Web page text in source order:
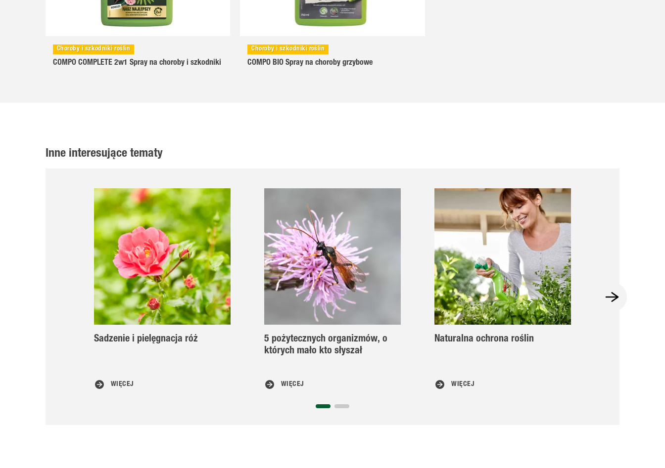
Choroby i szkodniki roślin
COMPO COMPLETE 2w1 Spray na choroby i szkodniki
Choroby i szkodniki roślin
COMPO BIO Spray na choroby grzybowe
Inne interesujące tematy
Sadzenie i pielęgnacja róż
WIĘCEJ
5 pożytecznych organizmów, o
których mało kto słyszał
WIĘCEJ
Naturalna ochrona roślin
WIĘCEJ